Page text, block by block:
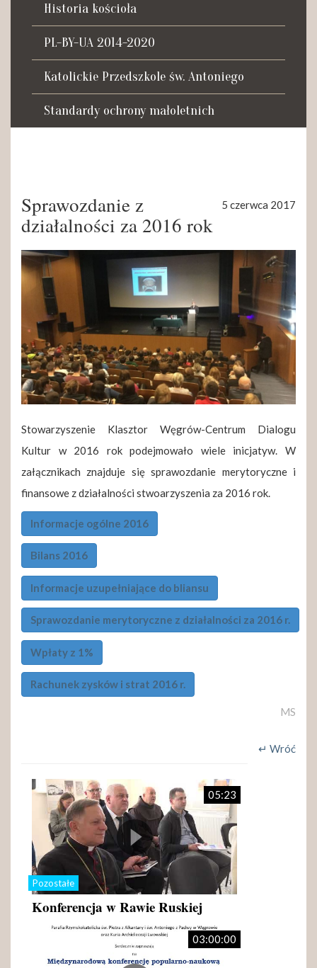
Tadeusza Kościuszki 27a
07-100 Węgrów
e-mail:rkosk@op.pl; wegrow.klasztor@drohiczynska.pl
Numer konta:
59 9236 0008 0012 8645 2000 0010
Historia kościoła
PL-BY-UA 2014-2020
Katolickie Przedszkole św. Antoniego
Standardy ochrony małoletnich
5 czerwca 2017
Sprawozdanie z
działalności za 2016 rok
Stowarzyszenie Klasztor Węgrów-Centrum Dialogu
Kultur w 2016 rok podejmowało wiele inicjatyw. W
załącznikach znajduje się sprawozdanie merytoryczne i
finansowe z działalności stwoarzyszenia za 2016 rok.
Informacje ogólne 2016
Bilans 2016
Informacje uzupełniające do bliansu
Sprawozdanie merytoryczne z działalności za 2016 r.
Wpłaty z 1%
Rachunek zysków i strat 2016 r.
MS
↵ Wróć
Pozostałe
05:23
Konferencja w Rawie Ruskiej
03:00:00